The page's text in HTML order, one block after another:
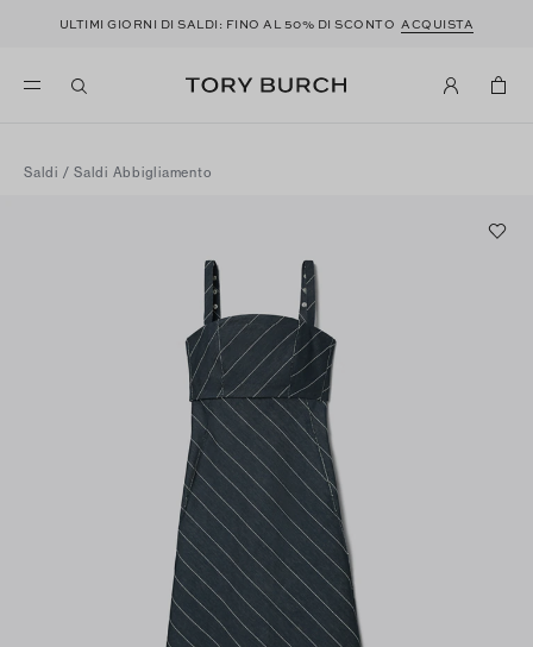
ULTIMI GIORNI DI SALDI: FINO AL 50% DI SCONTO ACQUISTA
Saldi / Saldi Abbigliamento